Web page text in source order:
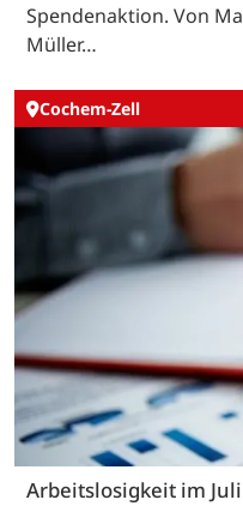
Spendenaktion. Von
Müller…
Cochem-Zell
Arbeitslosigkeit im